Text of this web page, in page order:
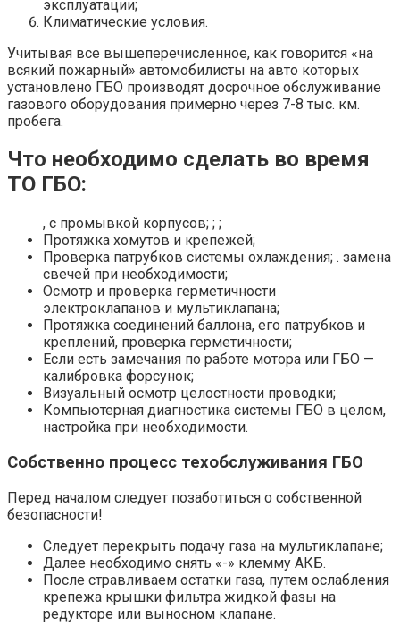
эксплуатации;
Климатические условия.
Учитывая все вышеперечисленное, как говорится «на
всякий пожарный» автомобилисты на авто которых
установлено ГБО производят досрочное обслуживание
газового оборудования примерно через 7-8 тыс. км.
пробега.
Что необходимо сделать во время
ТО ГБО:
, с промывкой корпусов; ; ;
Протяжка хомутов и крепежей;
Проверка патрубков системы охлаждения; . замена
свечей при необходимости;
Осмотр и проверка герметичности
электроклапанов и мультиклапана;
Протяжка соединений баллона, его патрубков и
креплений, проверка герметичности;
Если есть замечания по работе мотора или ГБО —
калибровка форсунок;
Визуальный осмотр целостности проводки;
Компьютерная диагностика системы ГБО в целом,
настройка при необходимости.
Собственно процесс техобслуживания ГБО
Перед началом следует позаботиться о собственной
безопасности!
Следует перекрыть подачу газа на мультиклапане;
Далее необходимо снять «-» клемму АКБ.
После стравливаем остатки газа, путем ослабления
крепежа крышки фильтра жидкой фазы на
редукторе или выносном клапане.